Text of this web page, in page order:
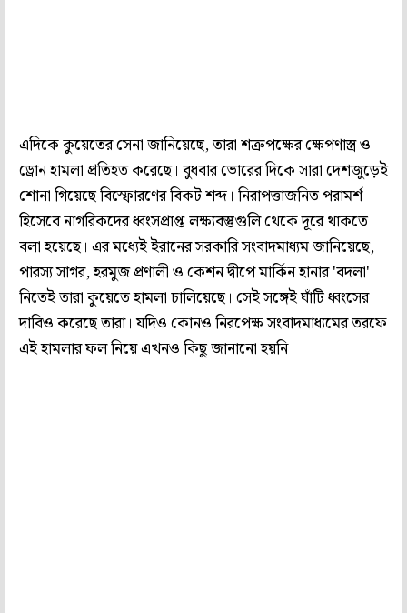
এদিকে কুয়েতের সেনা জানিয়েছে, তারা শত্রুপক্ষের ক্ষেপণাস্ত্র ও
ড্রোন হামলা প্রতিহত করেছে। বুধবার ভোরের দিকে সারা দেশজুড়েই
শোনা গিয়েছে বিস্ফোরণের বিকট শব্দ। নিরাপত্তাজনিত পরামর্শ
হিসেবে নাগরিকদের ধ্বংসপ্রাপ্ত লক্ষ্যবস্তুগুলি থেকে দূরে থাকতে
বলা হয়েছে। এর মধ্যেই ইরানের সরকারি সংবাদমাধ্যম জানিয়েছে,
পারস্য সাগর, হরমুজ প্রণালী ও কেশন দ্বীপে মার্কিন হানার 'বদলা'
নিতেই তারা কুয়েতে হামলা চালিয়েছে। সেই সঙ্গেই ঘাঁটি ধ্বংসের
দাবিও করেছে তারা। যদিও কোনও নিরপেক্ষ সংবাদমাধ্যমের তরফে
এই হামলার ফল নিয়ে এখনও কিছু জানানো হয়নি।